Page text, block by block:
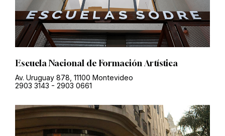
Escuela Nacional de Formación Artística
Av. Uruguay 878, 11100 Montevideo
2903 3143 - 2903 0661